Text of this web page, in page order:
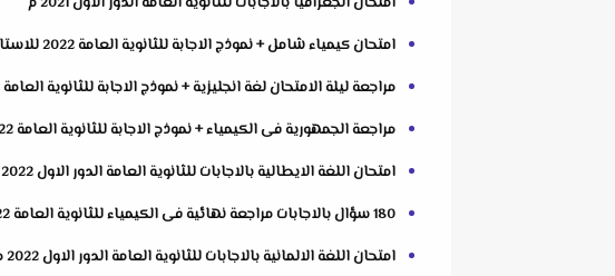
امتحان كيمياء شامل + نموذج الاجابة للثانوية العامة 2022 للاستاذ اشرف البحيرى
مراجعة ليلة الامتحان لغة انجليزية + نموذج الاجابة للثانوية العامة 2022 اهداء فريق العمالقة Giants
مراجعة الجمهورية فى الكيمياء + نموذج الاجابة للثانوية العامة 2022 م
امتحان اللغة الايطالية بالاجابات للثانوية العامة الدور الاول 2022 م
180 سؤال بالاجابات مراجعة نهائية فى الكيمياء للثانوية العامة 2022 من كتاب الوافى
امتحان اللغة الالمانية بالاجابات للثانوية العامة الدور الاول 2022 م